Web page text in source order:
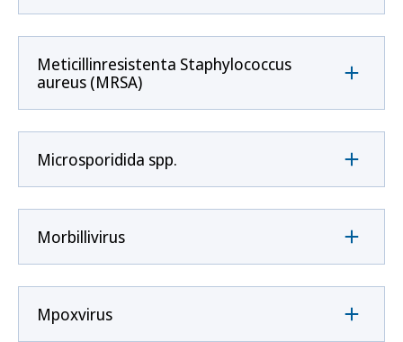
Meticillinresistenta Staphylococcus
aureus (MRSA)
Microsporidida spp.
Morbillivirus
Mpoxvirus